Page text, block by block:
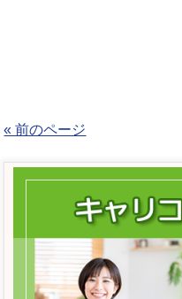
« 前のページ